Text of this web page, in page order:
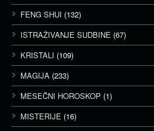
FENG SHUI (132)
ISTRAŽIVANJE SUDBINE (67)
KRISTALI (109)
MAGIJA (233)
MESEČNI HOROSKOP (1)
MISTERIJE (16)